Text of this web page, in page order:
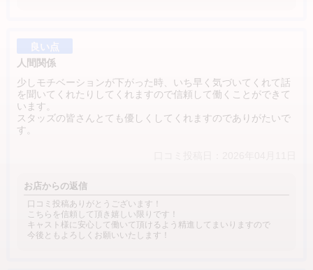
良い点
人間関係
少しモチベーションが下がった時、いち早く気づいてくれて話
を聞いてくれたりしてくれますので信頼して働くことができて
います。
スタッズの皆さんとても優しくしてくれますのでありがたいで
す。
お店からの返信
口コミ投稿ありがとうございます！
こちらを信頼して頂き嬉しい限りです！
キャスト様に安心して働いて頂けるよう精進してまいりますので
今後ともよろしくお願いいたします！